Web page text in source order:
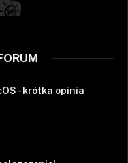
- krótka opinia